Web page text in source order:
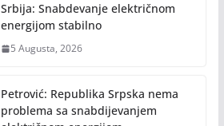
Srbija: Snabdevanje električnom
energijom stabilno
5 Augusta, 2026
Petrović: Republika Srpska nema
problema sa snabdijevanjem